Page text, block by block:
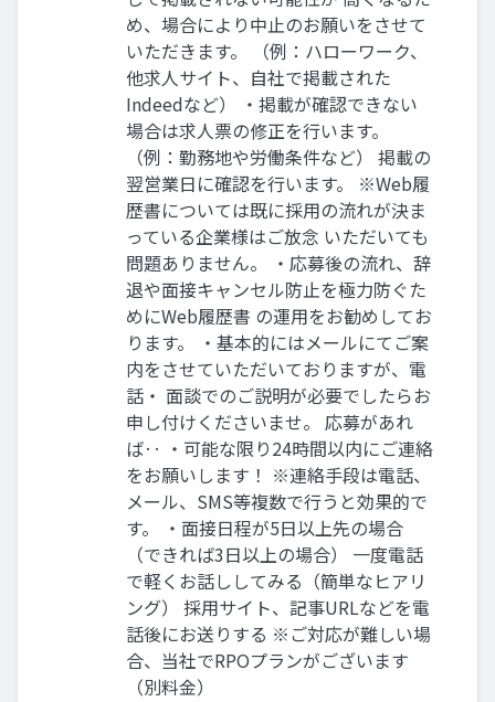
め、場合により中⽌のお願いをさせて
いただきます。 （例：ハローワーク、
他求⼈サイト、⾃社で掲載された
Indeedなど） ‧掲載が確認できない
場合は求⼈票の修正を⾏います。
（例：勤務地や労働条件など） 掲載の
翌営業⽇に確認を⾏います。 ※Web履
歴書については既に採⽤の流れが決ま
っている企業様はご放念 いただいても
問題ありません。 ‧応募後の流れ、辞
退や⾯接キャンセル防⽌を極⼒防ぐた
めにWeb履歴書 の運⽤をお勧めしてお
ります。 ‧基本的にはメールにてご案
内をさせていただいておりますが、電
話‧ ⾯談でのご説明が必要でしたらお
申し付けくださいませ。 応募があれ
ば‥ ‧可能な限り24時間以内にご連絡
をお願いします！ ※連絡⼿段は電話、
メール、SMS等複数で⾏うと効果的で
す。 ‧⾯接⽇程が5⽇以上先の場合
（できれば3⽇以上の場合） ⼀度電話
で軽くお話ししてみる（簡単なヒアリ
ング） 採⽤サイト、記事URLなどを電
話後にお送りする ※ご対応が難しい場
合、当社でRPOプランがございます
（別料⾦）